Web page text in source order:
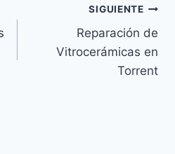
SIGUIENTE
Reparación de
Vitrocerámicas en
Torrent